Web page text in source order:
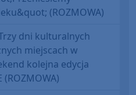
(ROZMOWA)
dni kulturalnych
miejscach w
kolejna edycja
(ROZMOWA)